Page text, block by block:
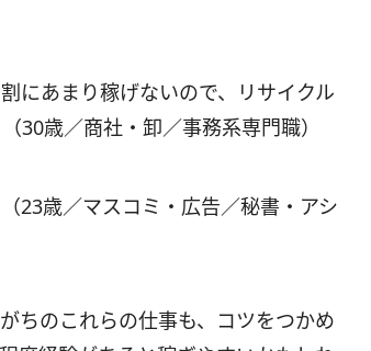
にあまり稼げないので、リサイクル
30歳／商社・卸／事務系専門職）
23歳／マスコミ・広告／秘書・アシ
ちのこれらの仕事も、コツをつかめ